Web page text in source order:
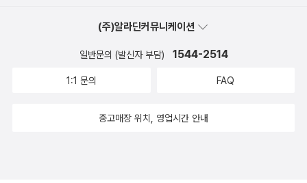
밀의 방> 미나리마 판이 갖는 장점이 있다면, 그것은 책의 팝업 일러
진 우주>에서는 여분의 차원을 중력의 세기를 통해서 파악할 수 있다
고 설명하지만, 미나리마 판 일러스트레이션의 숨겨진 차원은 추상적
에드워드 홀 (Edward T. Hall, 1914 ~ 2009)의 <숨겨진 차원 Th
이나 다름없다. < 침묵의 언어 > 는 자신이 앞으로 전개해 나갈 내용
생명의 춤 > 에서 다룬다. 시간과 공간이 어떻게 비언어 의사 소통'으
로 작용하는가를 체계적으로 설명하는데 꽤 흥미진진한 분석이 많다.
다. 참고로 책값을 아끼고 싶다면 < 침묵의 언어 > 를 굳이 살 필요는
넘어가고 이해가 잘 된다. 그러니까 이 문화인류학 4부
가 맥락을 가지고 저술한 책이라 순서대로 쭈욱 읽고 싶다... 물론 1권
읽고 아마 다른 책 읽다가 읽게 될 공산이 크지만 말이다... 그래도 오
게 읽게 되어 아주 좋다. 이제 긴긴 겨울엔 역사책이나 옛 선현들의
더니 그 뒷이야기가 또 있단다. 일본소설로는 에쿠니 가오
리의 신작 <잡동사니>가 유일하게 눈에 띠었다. 브라질 소설인 <엎
다. 열린책들답게 표지도 참 예쁘게 나왔다. 제목이 일단 내용을 궁금
의 <사파이어 블루>를 골랐다. 독일에서는 엄청나게 유명한 작가 중
(주)알라딘커뮤니케이션
일반문의 (발신자 부담) 1544-2514
1:1 문의 FAQ
중고매장 위치, 영업시간 안내